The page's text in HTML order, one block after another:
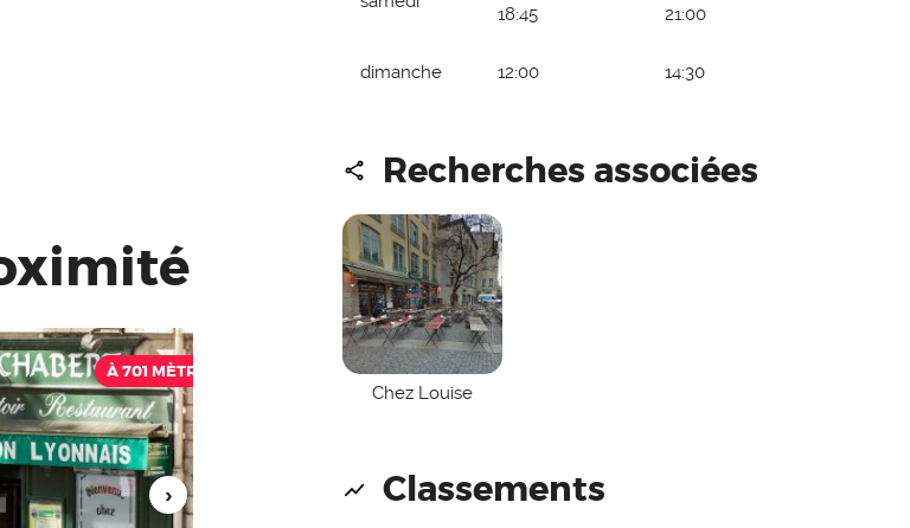
À 701 MÈTRES
18:45
21:00
dimanche 12:00 14:30
Recherches associées
Chez Louise
Classements